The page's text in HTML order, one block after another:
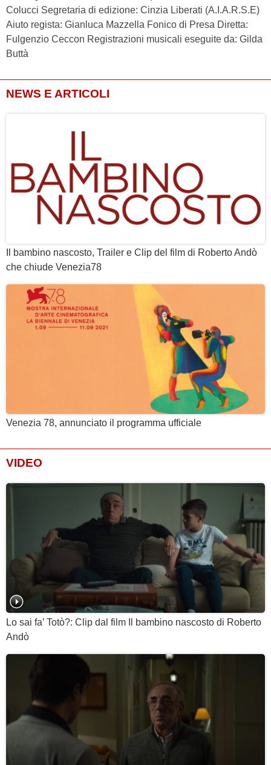
Colucci Segretaria di edizione: Cinzia Liberati (A.I.A.R.S.E)
Aiuto regista: Gianluca Mazzella Fonico di Presa Diretta:
Fulgenzio Ceccon Registrazioni musicali eseguite da: Gilda
Buttà
NEWS E ARTICOLI
Il bambino nascosto, Trailer e Clip del film di Roberto Andò
che chiude Venezia78
Venezia 78, annunciato il programma ufficiale
VIDEO
Lo sai fa’ Totò?: Clip dal film Il bambino nascosto di Roberto
Andò